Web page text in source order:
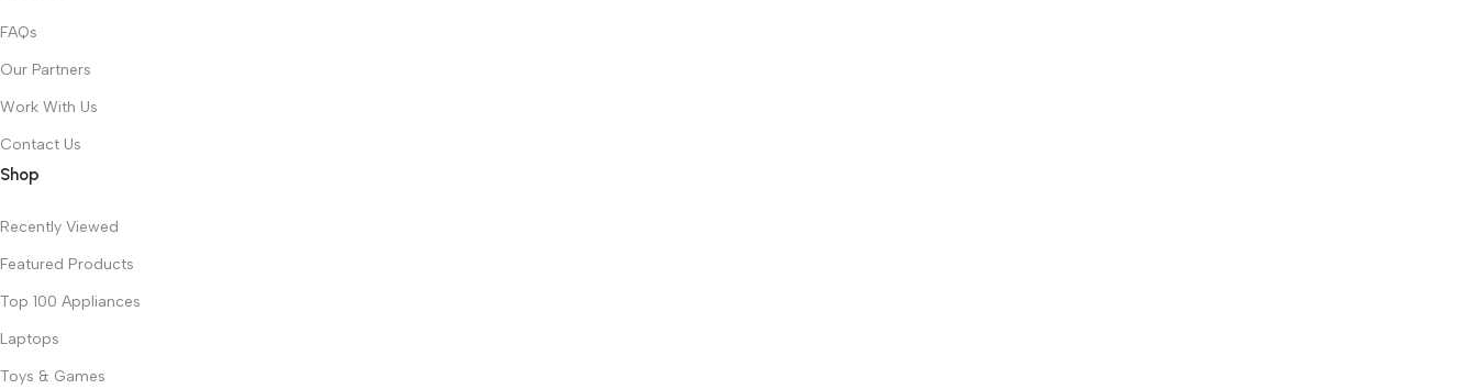
FAQs
Our Partners
Work With Us
Contact Us
Shop
Recently Viewed
Featured Products
Top 100 Appliances
Laptops
Toys & Games